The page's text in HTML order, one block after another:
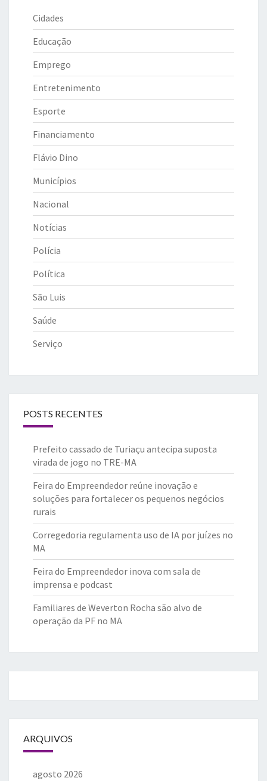
Cidades
Educação
Emprego
Entretenimento
Esporte
Financiamento
Flávio Dino
Municípios
Nacional
Notícias
Polícia
Política
São Luis
Saúde
Serviço
POSTS RECENTES
Prefeito cassado de Turiaçu antecipa suposta
virada de jogo no TRE-MA
Feira do Empreendedor reúne inovação e
soluções para fortalecer os pequenos negócios
rurais
Corregedoria regulamenta uso de IA por juízes no
MA
Feira do Empreendedor inova com sala de
imprensa e podcast
Familiares de Weverton Rocha são alvo de
operação da PF no MA
ARQUIVOS
agosto 2026